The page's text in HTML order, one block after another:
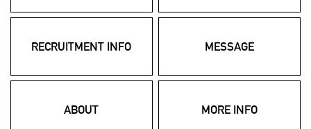
RECRUITMENT INFO MESSAGE
ABOUT MORE INFO